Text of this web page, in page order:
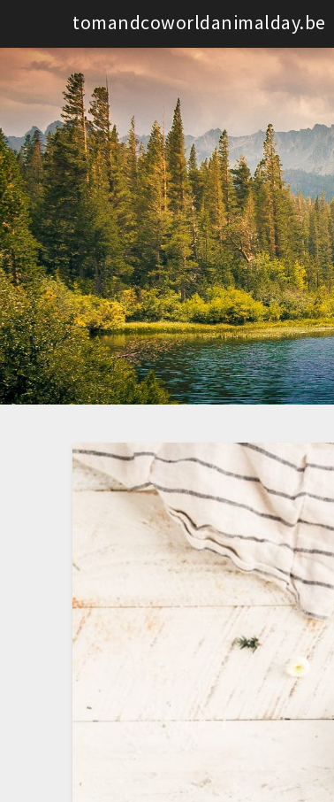
inhoud
tomandcoworldanimalday.be